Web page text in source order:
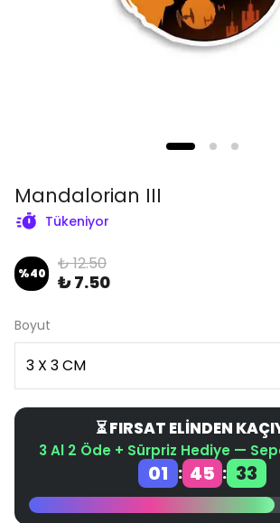
Mandalorian III
Tükeniyor
%40 ₺ 12.50
₺ 7.50
Boyut
⏳ FIRSAT ELİNDEN
3 Al 2 Öde + Sürpriz Hediye —
01 : 45 : 32